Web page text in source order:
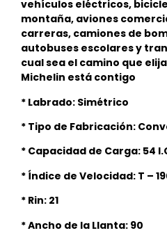
vehículos eléctricos,
montaña, aviones
carreras, camiones de
autobuses escolares y
cual sea el camino que
Michelin está contigo
* Labrado: Simétrico
* Tipo de Fabricación:
* Capacidad de Carga: 54
* Índice de Velocidad: T –
* Rin: 21
* Ancho de la Llanta: 90